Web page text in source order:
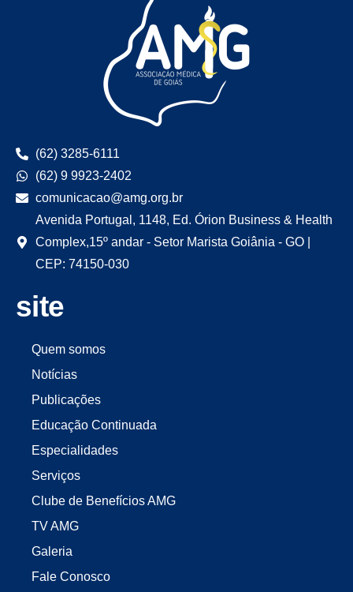
(62) 3285-6111
(62) 9 9923-2402
comunicacao@amg.org.br
Avenida Portugal, 1148, Ed. Órion Business & Health
Complex,15º andar - Setor Marista Goiânia - GO |
CEP: 74150-030
site
Quem somos
Notícias
Publicações
Educação Continuada
Especialidades
Serviços
Clube de Benefícios AMG
TV AMG
Galeria
Fale Conosco